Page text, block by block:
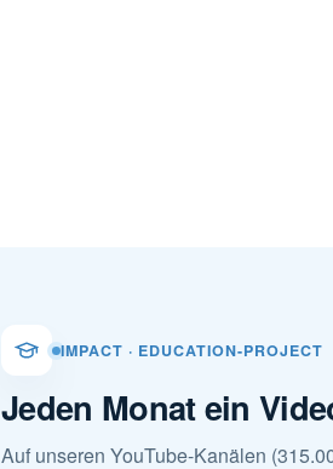
IMPACT · EDUCATION-PROJECT
Jeden Monat ein
Auf unseren YouTube-Kanälen